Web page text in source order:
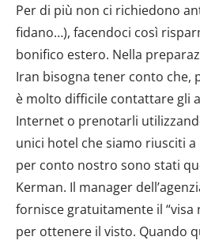
Per di più non ci richiedono
fidano…), facendoci così
bonifico estero. Nella
Iran bisogna tener conto che,
è molto difficile contattare gli
Internet o prenotarli
unici hotel che siamo riusciti a
per conto nostro sono stati
Kerman. Il manager
fornisce gratuitamente il “visa
per ottenere il visto. Quando